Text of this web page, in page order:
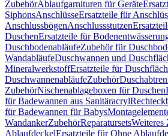
ZubehörAblaufgarnituren für Geräte
SiphonsAnschlüsseErsatzteile für
AnschlussbögenAnschlussstutzen
DuschenErsatzteile für
DuschbodenabläufeZubehör für
WandabläufeDuschwannen und
MineralwerkstoffErsatzteile für
DuschwannenabläufeZubehör
ZubehörNischenablageboxen für Duschen
für Badewannen aus Sanitäracryl
für Badewannen für Babys
WandankerZubehörReparatursetsWeiteres
AblaufdeckelErsatzteile für Ohne